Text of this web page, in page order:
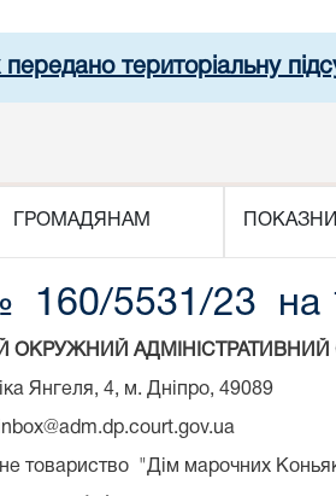
передано територіальну
ГРОМАДЯНАМ
160/5531/23
ОКРУЖНИЙ АДМІНІСТРАТИВНИЙ
Янгеля, 4, м. Дніпро, 49089
товариство "Дім марочних